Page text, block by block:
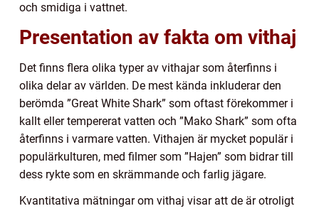
och smidiga i vattnet.
Presentation av fakta om vithaj
Det finns flera olika typer av vithajar som återfinns i
olika delar av världen. De mest kända inkluderar den
berömda ”Great White Shark” som oftast förekommer i
kallt eller tempererat vatten och ”Mako Shark” som ofta
återfinns i varmare vatten. Vithajen är mycket populär i
populärkulturen, med filmer som ”Hajen” som bidrar till
dess rykte som en skrämmande och farlig jägare.
Kvantitativa mätningar om vithaj visar att de är otroligt